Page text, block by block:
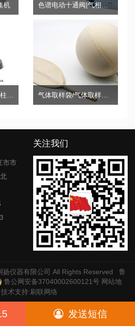
机 色谱电动十通阀|气相色谱十通阀|气动进样十通阀
市市
关注我们
扬仪器有限公司 All Rights Reserved 鲁
鲁公网安备37040002600121号 网站地
技术支持:刷联网络
发送短信